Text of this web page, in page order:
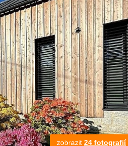
zobrazit 24 fotografií